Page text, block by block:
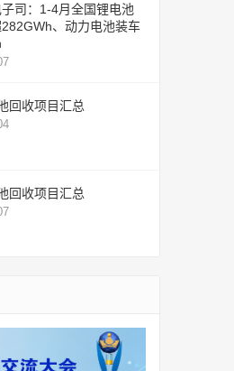
司：1-4月全国锂电池
、动力电池装车
回收项目汇总
回收项目汇总